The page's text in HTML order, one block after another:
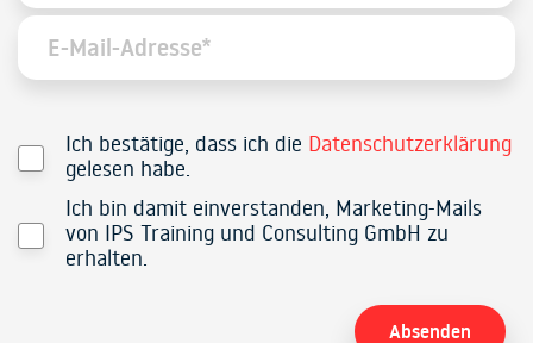
Ich bestätige, dass ich die Datenschutzerklärung
gelesen habe.
Ich bin damit einverstanden, Marketing-Mails
von IPS Training und Consulting GmbH zu
erhalten.